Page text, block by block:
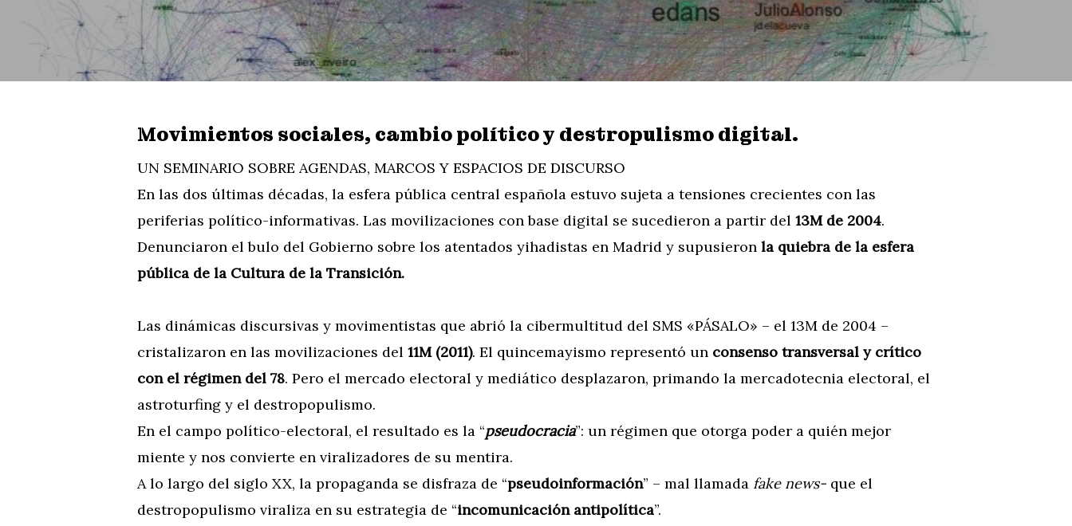
Movimientos sociales, cambio político y destropulismo digital.
UN SEMINARIO SOBRE AGENDAS, MARCOS Y ESPACIOS DE DISCURSO
En las dos últimas décadas, la esfera pública central española estuvo sujeta a tensiones crecientes con las
periferias político-informativas. Las movilizaciones con base digital se sucedieron a partir del 13M de 2004.
Denunciaron el bulo del Gobierno sobre los atentados yihadistas en Madrid y supusieron la quiebra de la esfera
pública de la Cultura de la Transición.
Las dinámicas discursivas y movimentistas que abrió la cibermultitud del SMS «PÁSALO» – el 13M de 2004 –
cristalizaron en las movilizaciones del 11M (2011). El quincemayismo representó un consenso transversal y crítico
con el régimen del 78. Pero el mercado electoral y mediático desplazaron, primando la mercadotecnia electoral, el
astroturfing y el destropopulismo.
En el campo político-electoral, el resultado es la “pseudocracia”: un régimen que otorga poder a quién mejor
miente y nos convierte en viralizadores de su mentira.
A lo largo del siglo XX, la propaganda se disfraza de “pseudoinformación” – mal llamada fake news- que el
destropopulismo viraliza en su estrategia de “incomunicación antipolítica”.